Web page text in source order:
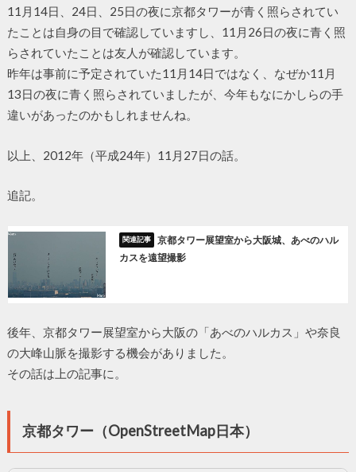
11月14日、24日、25日の夜に京都タワーが青く照らされてい
たことは自身の目で確認していますし、11月26日の夜に青く照
らされていたことは友人が確認しています。
昨年は事前に予定されていた11月14日ではなく、なぜか11月
13日の夜に青く照らされていましたが、今年もなにかしらの手
違いがあったのかもしれませんね。
以上、2012年（平成24年）11月27日の話。
追記。
京都タワー展望室から大阪城、あべのハル
カスを遠望撮影
後年、京都タワー展望室から大阪の「あべのハルカス」や奈良
の大峰山脈を撮影する機会がありました。
その話は上の記事に。
京都タワー（OpenStreetMap日本）